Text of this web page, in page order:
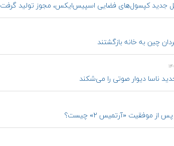
جدید کپسول‌های فضایی اسپیس‌ایکس، مجوز تولید گرفت
چین به خانه بازگشتند
ناسا دیوار صوتی را می‌شکند
از موفقیت «آرتمیس ۲» چیست؟